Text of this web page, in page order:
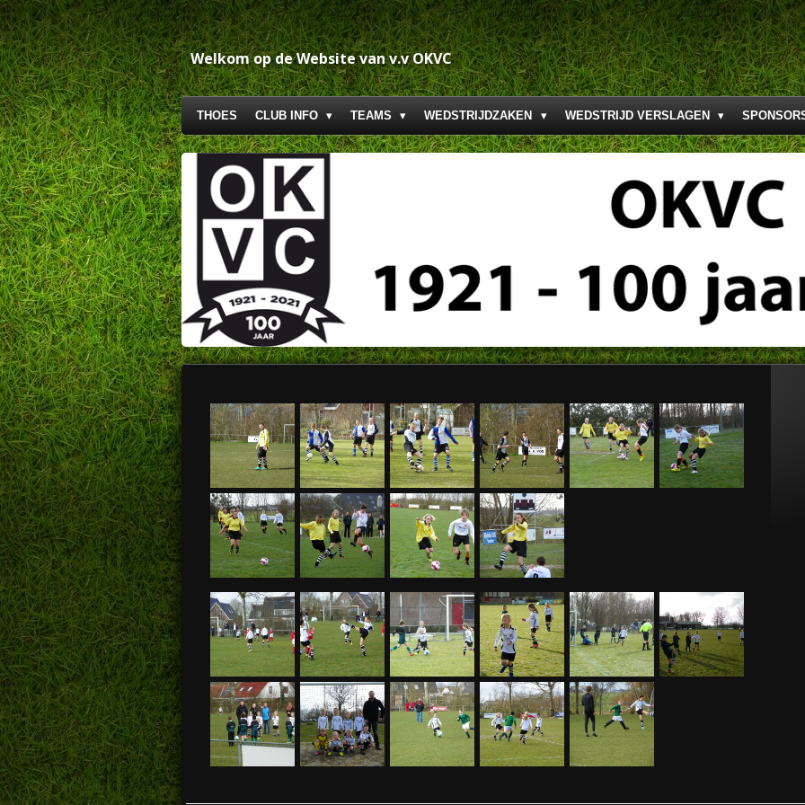
Ga
direct
naar
de
hoofdinhoud
Welkom op de Website van v.v OKVC
THOES CLUB INFO TEAMS WEDSTRIJDZAKEN WEDSTRIJD VERSLAGEN